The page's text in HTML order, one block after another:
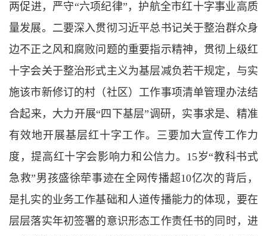
两促进，严守“六项纪律”，护航全市红十字事业高质
量发展。二要深入贯彻习近平总书记关于整治群众身
边不正之风和腐败问题的重要指示精神，贯彻上级红
十字会关于整治形式主义为基层减负若干规定，与实
施该市新修订的村（社区）工作事项清单管理办法结
合起来，大力开展“四下基层”调研，实事求是、精准
有效地开展基层红十字工作。三要加大宣传工作力
度，提高红十字会影响力和公信力。15岁“教科书式
急救”男孩盛徐荦事迹在全网传播超10亿次的背后，
是扎实的业务工作基础和人道传播能力的体现，要在
层层落实年初签署的意识形态工作责任书的同时，进